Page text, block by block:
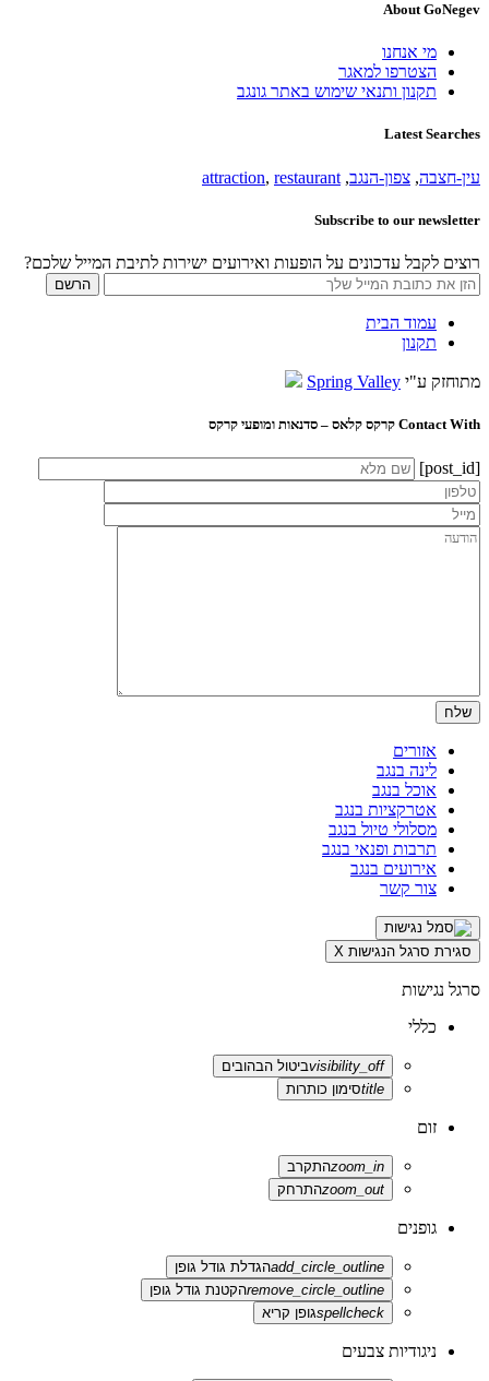
About GoNegev
מי אנחנו
הצטרפו למאגר
תקנון ותנאי שימוש באתר גונגב
Latest Searches
עין-חצבה, צפון-הנגב,
attraction, restaurant
Subscribe to our newsletter
רוצים לקבל עדכונים על הופעות ואירועים ישירות לתיבת המייל שלכם?
עמוד הבית
תקנון
מתוחזק ע"י Spring Valley
Contact With קרקס קלאס – סדנאות ומופעי קרקס
[post_id]
אזורים
לינה בנגב
אוכל בנגב
אטרקציות בנגב
מסלולי טיול בנגב
תרבות ופנאי בנגב
אירועים בנגב
צור קשר
סגירת סרגל הנגישות X
סרגל נגישות
כללי
visibility_offביטול הבהובים
titleסימון כותרות
זום
zoom_inהתקרב
zoom_outהתרחק
גופנים
add_circle_outlineהגדלת גודל גופן
remove_circle_outlineהקטנת גודל גופן
spellcheckגופן קריא
ניגודיות צבעים